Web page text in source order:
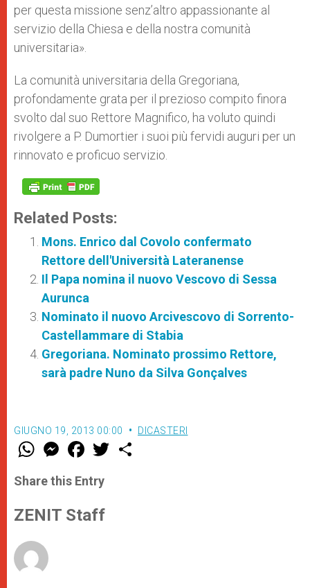
per questa missione senz’altro appassionante al
servizio della Chiesa e della nostra comunità
universitaria».
La comunità universitaria della Gregoriana,
profondamente grata per il prezioso compito finora
svolto dal suo Rettore Magnifico, ha voluto quindi
rivolgere a P. Dumortier i suoi più fervidi auguri per un
rinnovato e proficuo servizio.
Related Posts:
Mons. Enrico dal Covolo confermato
Rettore dell'Università Lateranense
Il Papa nomina il nuovo Vescovo di Sessa
Aurunca
Nominato il nuovo Arcivescovo di Sorrento-
Castellammare di Stabia
Gregoriana. Nominato prossimo Rettore,
sarà padre Nuno da Silva Gonçalves
GIUGNO 19, 2013 00:00 DICASTERI
W
t
s
p
p
M
e
s
e
g
e
F
a
e
b
o
k
w
Share this Entry
ZENIT Staff